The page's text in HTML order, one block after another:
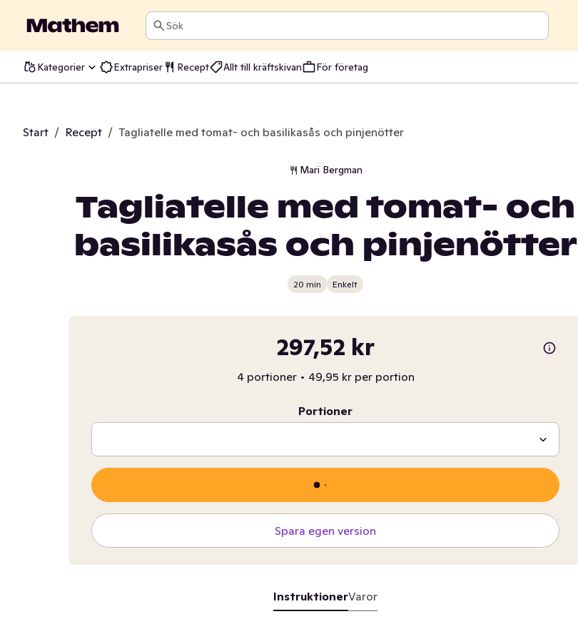
Sök
Kategorier Extrapriser Recept Allt till kräftskivan För företag
Start / Recept / Tagliatelle med tomat- och basilikasås och pinjenötter
Mari Bergman
Tagliatelle med tomat- och
basilikasås och pinjenötter
20 min Enkelt
297,52 kr
4 portioner • 49,95 kr per portion
Portioner
Spara egen version
InstruktionerVaror